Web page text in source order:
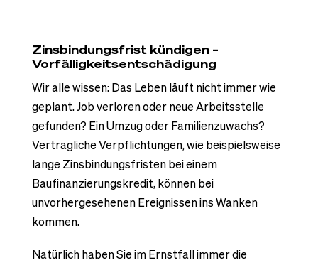
Zinsbindungsfrist kündigen –
Vorfälligkeitsentschädigung
Wir alle wissen: Das Leben läuft nicht immer wie
geplant. Job verloren oder neue Arbeitsstelle
gefunden? Ein Umzug oder Familienzuwachs?
Vertragliche Verpflichtungen, wie beispielsweise
lange Zinsbindungsfristen bei einem
Baufinanzierungskredit, können bei
unvorhergesehenen Ereignissen ins Wanken
kommen.
Natürlich haben Sie im Ernstfall immer die